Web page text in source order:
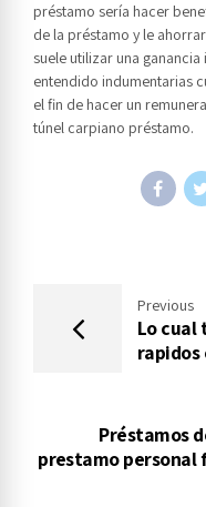
préstamo serí­a hacer
de la préstamo y le
suele utilizar una
entendido indumentarias
el fin de hacer un
túnel carpiano préstamo.
Previous
Lo cual
rapidos
Préstamos
prestamo personal